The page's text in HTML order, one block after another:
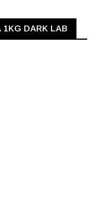
1KG DARK LAB